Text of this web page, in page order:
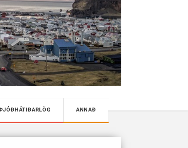
ÞJÓÐHÁTIÐARLÖG ANNAÐ